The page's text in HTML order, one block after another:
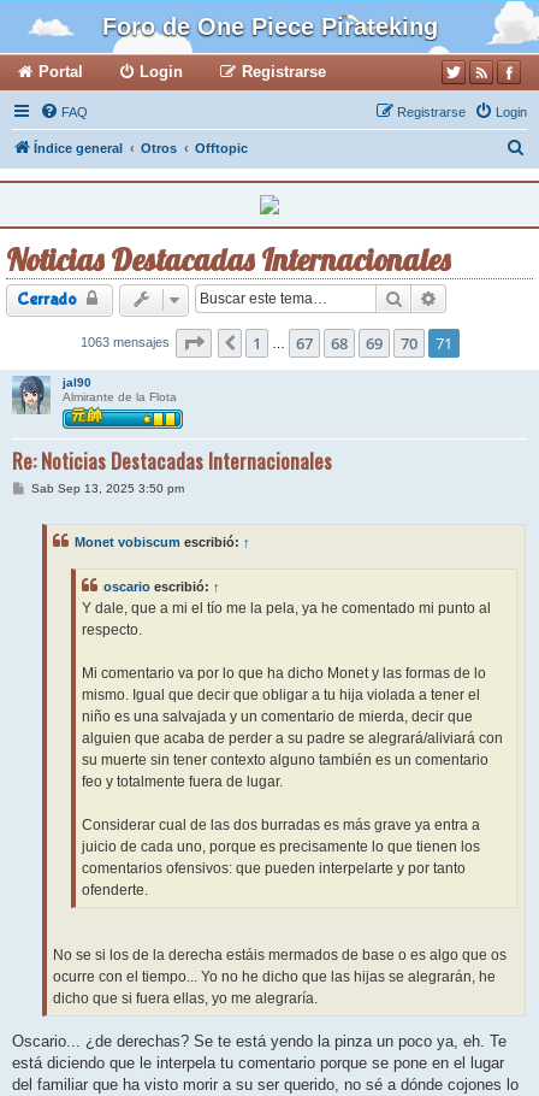
Foro de One Piece Pirateking
Portal Login Registrarse
FAQ Login
Registrarse
Índice general Otros Offtopic
c
Noticias Destacadas Internacionales
Cerrado Buscar
1063 mensajes Página71 de71
Anterior
1 67 68 69 70 71
jal90
Almirante de la Flota
Re: Noticias Destacadas Internacionales
MSab Sep 13, 2025 3:50 pm
Monet vobiscum escribió: ↑
oscario escribió: ↑
Y dale, que a mi el tío me la pela, ya he comentado mi punto al
respecto.
Mi comentario va por lo que ha dicho Monet y las formas de lo
mismo. Igual que decir que obligar a tu hija violada a tener el
niño es una salvajada y un comentario de mierda, decir que
alguien que acaba de perder a su padre se alegrará/aliviará con
su muerte sin tener contexto alguno también es un comentario
feo y totalmente fuera de lugar.
Considerar cual de las dos burradas es más grave ya entra a
juicio de cada uno, porque es precisamente lo que tienen los
comentarios ofensivos: que pueden interpelarte y por tanto
ofenderte.
No se si los de la derecha estáis mermados de base o es algo que os
ocurre con el tiempo... Yo no he dicho que las hijas se alegrarán, he
dicho que si fuera ellas, yo me alegraría.
Oscario... ¿de derechas? Se te está yendo la pinza un poco ya, eh. Te
está diciendo que le interpela tu comentario porque se pone en el lugar
del familiar que ha visto morir a su ser querido, no sé a dónde cojones lo